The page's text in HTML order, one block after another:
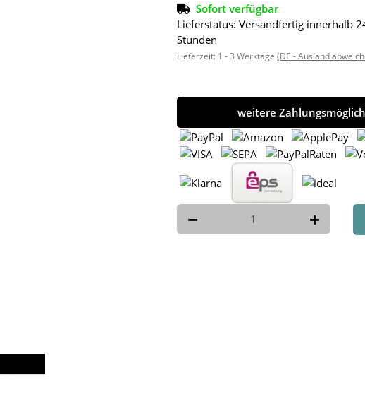
Sofort verfügbar
Lieferstatus: Versandfertig innerhalb
Stunden
Lieferzeit: 1 - 3 Werktage(DE - Ausland
weitere